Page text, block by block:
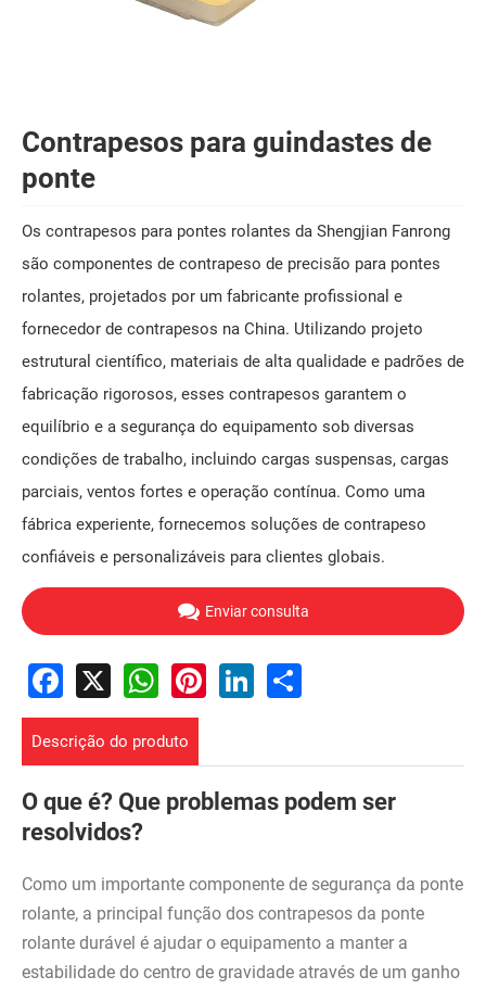
Contrapesos para guindastes de
ponte
Os contrapesos para pontes rolantes da Shengjian Fanrong
são componentes de contrapeso de precisão para pontes
rolantes, projetados por um fabricante profissional e
fornecedor de contrapesos na China. Utilizando projeto
estrutural científico, materiais de alta qualidade e padrões de
fabricação rigorosos, esses contrapesos garantem o
equilíbrio e a segurança do equipamento sob diversas
condições de trabalho, incluindo cargas suspensas, cargas
parciais, ventos fortes e operação contínua. Como uma
fábrica experiente, fornecemos soluções de contrapeso
confiáveis ​​e personalizáveis ​​para clientes globais.
Enviar consulta
Facebook
X WhatsAppPinterestLinkedInShare
Descrição do produto
O que é? Que problemas podem ser
resolvidos?
Como um importante componente de segurança da ponte
rolante, a principal função dos contrapesos da ponte
rolante durável é ajudar o equipamento a manter a
estabilidade do centro de gravidade através de um ganho